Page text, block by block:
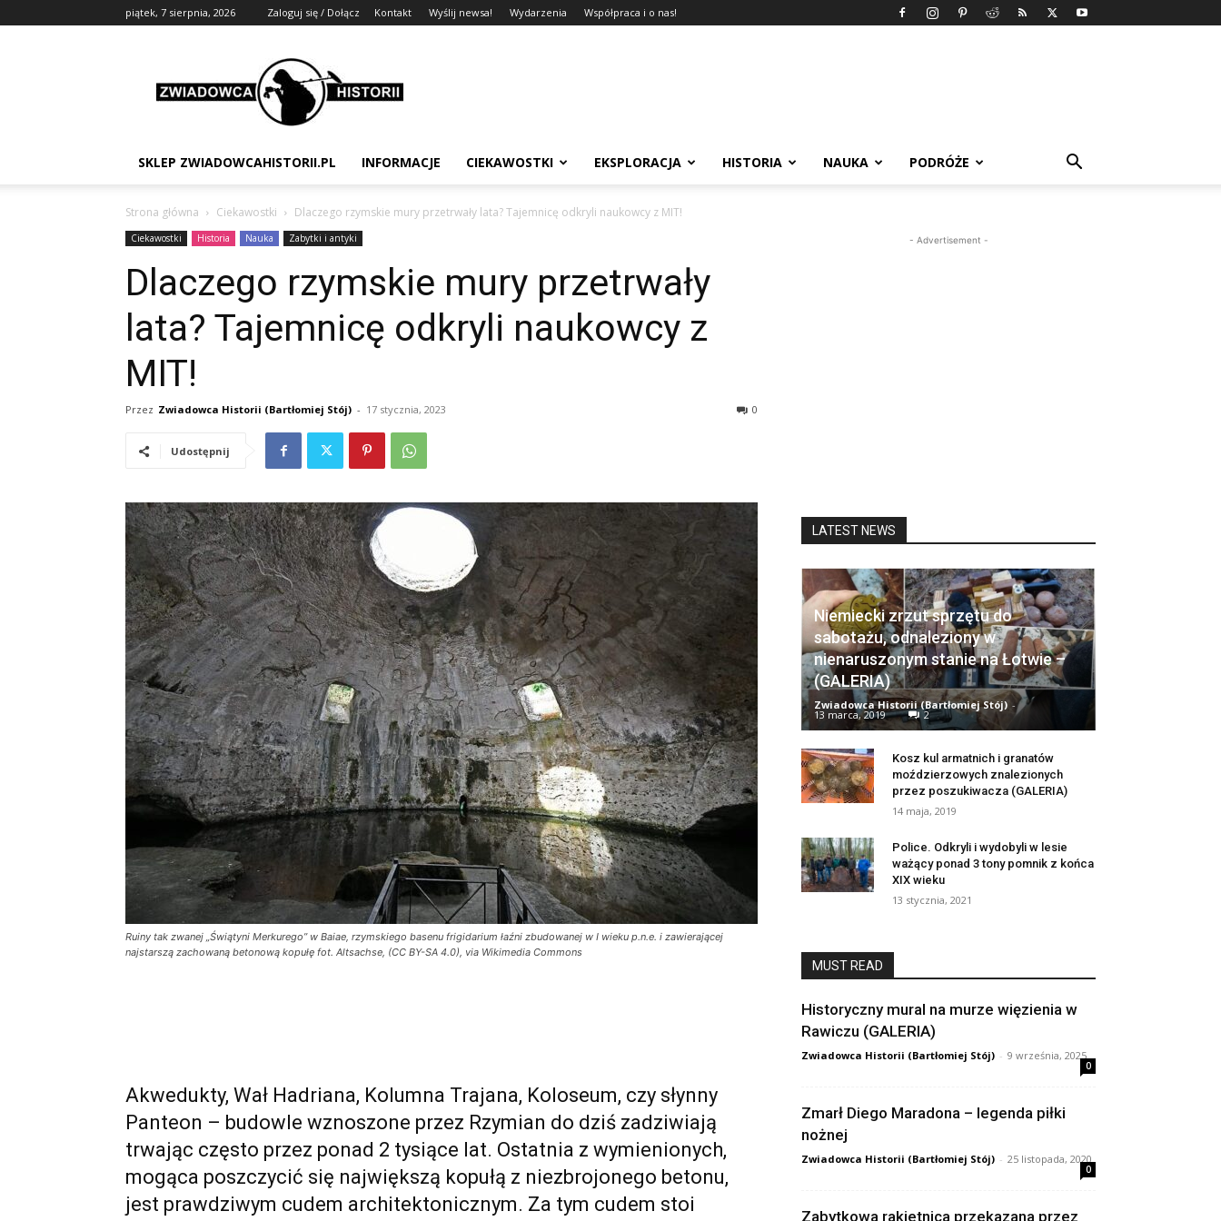
piątek, 7 sierpnia, 2026 Zaloguj się / Dołącz Kontakt Wyślij newsa! Wydarzenia Współpraca i o nas!
Zwiadowca
Historii
SKLEP ZWIADOWCAHISTORII.PL INFORMACJE CIEKAWOSTKI EKSPLORACJA HISTORIA NAUKA PODRÓŻE
Strona główna Ciekawostki Dlaczego rzymskie mury przetrwały lata? Tajemnicę odkryli naukowcy z MIT!
Ciekawostki Historia Nauka Zabytki i antyki
Dlaczego rzymskie mury przetrwały
lata? Tajemnicę odkryli naukowcy z
MIT!
Przez Zwiadowca Historii (Bartłomiej Stój) - 17 stycznia, 2023 0
Udostępnij
Ruiny tak zwanej „Świątyni Merkurego” w Baiae, rzymskiego basenu frigidarium łaźni zbudowanej w I wieku p.n.e. i zawierającej
najstarszą zachowaną betonową kopułę fot. Altsachse, (CC BY-SA 4.0), via Wikimedia Commons
Akwedukty, Wał Hadriana, Kolumna Trajana, Koloseum, czy słynny
Panteon – budowle wznoszone przez Rzymian do dziś zadziwiają
trwając często przez ponad 2 tysiące lat. Ostatnia z wymienionych,
mogąca poszczycić się największą kopułą z niezbrojonego betonu,
jest prawdziwym cudem architektonicznym. Za tym cudem stoi
- Advertisement -
LATEST NEWS
Niemiecki zrzut sprzętu do
sabotażu, odnaleziony w
nienaruszonym stanie na Łotwie –
(GALERIA)
Zwiadowca Historii (Bartłomiej Stój) -
13 marca, 2019 2
Kosz kul armatnich i granatów
moździerzowych znalezionych
przez poszukiwacza (GALERIA)
14 maja, 2019
Police. Odkryli i wydobyli w lesie
ważący ponad 3 tony pomnik z końca
XIX wieku
13 stycznia, 2021
MUST READ
Historyczny mural na murze więzienia w
Rawiczu (GALERIA)
Zwiadowca Historii (Bartłomiej Stój) - 9 września, 2025
0
Zmarł Diego Maradona – legenda piłki
nożnej
Zwiadowca Historii (Bartłomiej Stój) - 25 listopada, 2020
0
Zabytkowa rakietnica przekazana przez